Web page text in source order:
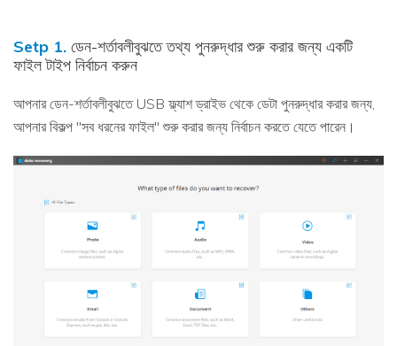
Setp 1. ডেন-শর্তাবলীবুঝতে তথ্য পুনরুদ্ধার শুরু করার জন্য একটি
ফাইল টাইপ নির্বাচন করুন
আপনার ডেন-শর্তাবলীবুঝতে USB ফ্ল্যাশ ড্রাইভ থেকে ডেটা পুনরুদ্ধার করার জন্য,
আপনার বিকল্প "সব ধরনের ফাইল" শুরু করার জন্য নির্বাচন করতে যেতে পারেন।